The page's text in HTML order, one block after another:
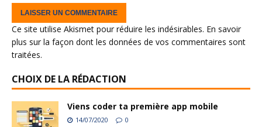
Ce site utilise Akismet pour réduire les indésirables. En savoir
plus sur la façon dont les données de vos commentaires sont
traitées.
CHOIX DE LA RÉDACTION
Viens coder ta première app mobile
14/07/2020 0